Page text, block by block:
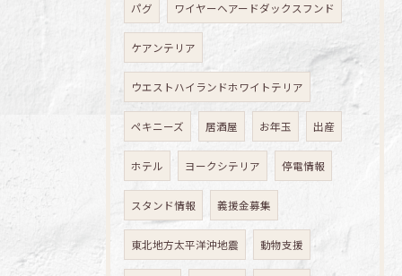
パグ ワイヤーヘアードダックスフンド
ケアンテリア
ウエストハイランドホワイトテリア
ペキニーズ 居酒屋 お年玉 出産
ホテル ヨークシテリア 停電情報
スタンド情報 義援金募集
東北地方太平洋沖地震 動物支援